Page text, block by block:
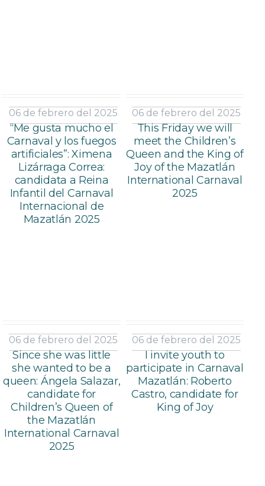
06 de febrero del 2025
“Me gusta mucho el
Carnaval y los fuegos
artificiales”: Ximena
Lizárraga Correa:
candidata a Reina
Infantil del Carnaval
Internacional de
Mazatlán 2025
06 de febrero del 2025
This Friday we will
meet the Children’s
Queen and the King of
Joy of the Mazatlán
International Carnaval
2025
06 de febrero del 2025
Since she was little
she wanted to be a
queen: Ángela Salazar,
candidate for
Children’s Queen of
the Mazatlán
International Carnaval
2025
06 de febrero del 2025
I invite youth to
participate in Carnaval
Mazatlán: Roberto
Castro, candidate for
King of Joy